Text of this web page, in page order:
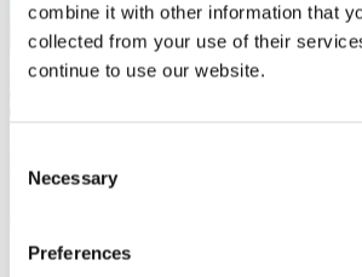
combine it with other information that
collected from your use of their
continue to use our website.
Selection
Necessary
Preferences